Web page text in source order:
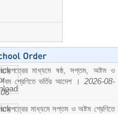
ছাড়পত্রের মাধ্যমে ষষ্ঠ, সপ্তম, অষ্টম ও
নবম শ্রেণিতে ভর্তির আদেশ । 2026-08-
06
ছাড়পত্রের মাধ্যমে সপ্তম ও অষ্টম শ্রেণিতে